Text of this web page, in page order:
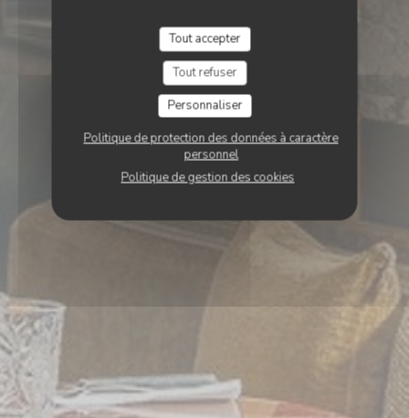
Tout accepter
Tout refuser
Personnaliser
Politique de protection des données à caractère
personnel
Politique de gestion des cookies